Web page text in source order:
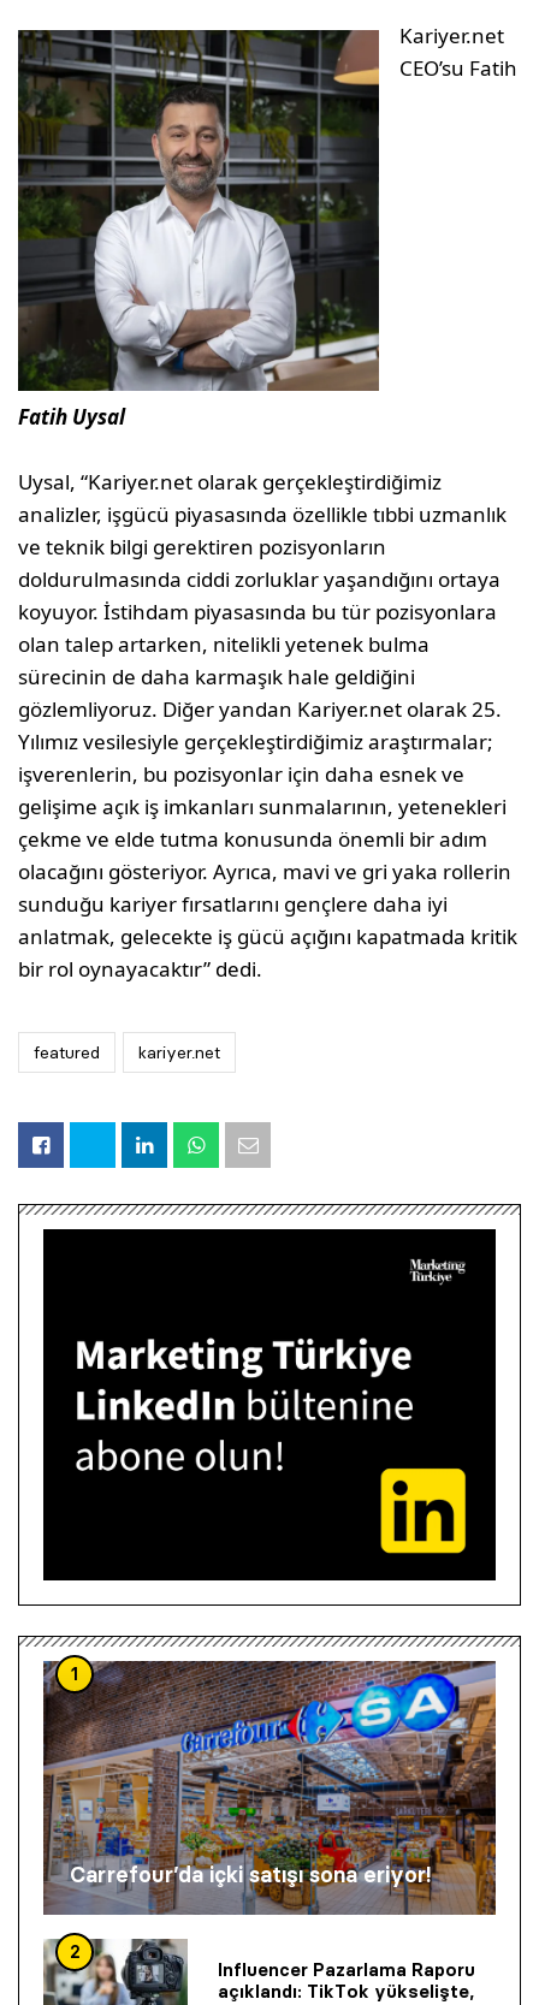
Fatih Uysal
Kariyer.net
CEO’su Fatih
Uysal, “Kariyer.net olarak gerçekleştirdiğimiz
analizler, işgücü piyasasında özellikle tıbbi uzmanlık
ve teknik bilgi gerektiren pozisyonların
doldurulmasında ciddi zorluklar yaşandığını ortaya
koyuyor. İstihdam piyasasında bu tür pozisyonlara
olan talep artarken, nitelikli yetenek bulma
sürecinin de daha karmaşık hale geldiğini
gözlemliyoruz. Diğer yandan Kariyer.net olarak 25.
Yılımız vesilesiyle gerçekleştirdiğimiz araştırmalar;
işverenlerin, bu pozisyonlar için daha esnek ve
gelişime açık iş imkanları sunmalarının, yetenekleri
çekme ve elde tutma konusunda önemli bir adım
olacağını gösteriyor. Ayrıca, mavi ve gri yaka rollerin
sunduğu kariyer fırsatlarını gençlere daha iyi
anlatmak, gelecekte iş gücü açığını kapatmada kritik
bir rol oynayacaktır” dedi.
featured kariyer.net
1
Carrefour’da içki satışı sona eriyor!
2
Influencer Pazarlama Raporu
açıklandı: TikTok yükselişte,